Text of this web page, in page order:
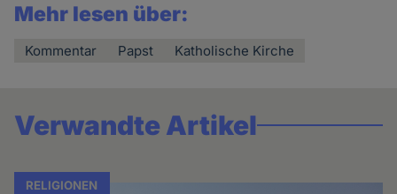
Mehr lesen über:
Kommentar Papst Katholische Kirche
Verwandte Artikel
RELIGIONEN